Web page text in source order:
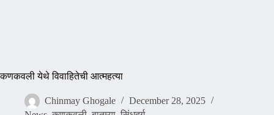
कणकवली येथे विवाहितेची आत्महत्या
Chinmay Ghogale
December 28, 2025